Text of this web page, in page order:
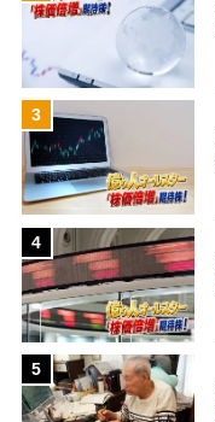
3
4
5